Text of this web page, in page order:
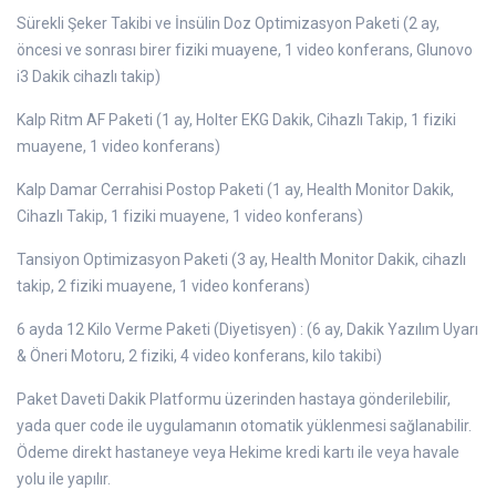
Sürekli Şeker Takibi ve İnsülin Doz Optimizasyon Paketi (2 ay,
öncesi ve sonrası birer fiziki muayene, 1 video konferans, Glunovo
i3 Dakik cihazlı takip)
Kalp Ritm AF Paketi (1 ay, Holter EKG Dakik, Cihazlı Takip, 1 fiziki
muayene, 1 video konferans)
Kalp Damar Cerrahisi Postop Paketi (1 ay, Health Monitor Dakik,
Cihazlı Takip, 1 fiziki muayene, 1 video konferans)
Tansiyon Optimizasyon Paketi (3 ay, Health Monitor Dakik, cihazlı
takip, 2 fiziki muayene, 1 video konferans)
6 ayda 12 Kilo Verme Paketi (Diyetisyen) : (6 ay, Dakik Yazılım Uyarı
& Öneri Motoru, 2 fiziki, 4 video konferans, kilo takibi)
Paket Daveti Dakik Platformu üzerinden hastaya gönderilebilir,
yada quer code ile uygulamanın otomatik yüklenmesi sağlanabilir.
Ödeme direkt hastaneye veya Hekime kredi kartı ile veya havale
yolu ile yapılır.